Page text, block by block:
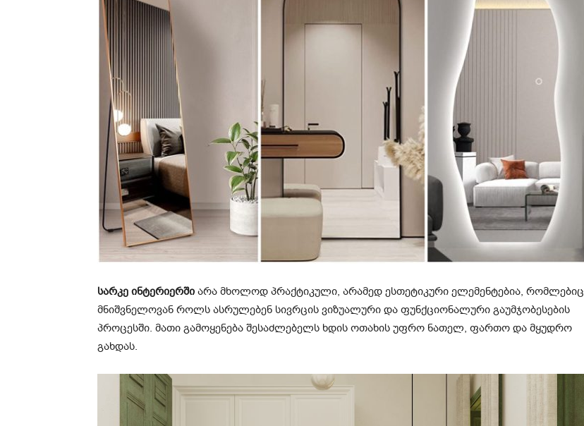
სარკე ინტერიერში არა მხოლოდ პრაქტიკული, არამედ ესთეტიკური ელემენტებია, რომლებიც
მნიშვნელოვან როლს ასრულებენ სივრცის ვიზუალური და ფუნქციონალური გაუმჯობესების
პროცესში. მათი გამოყენება შესაძლებელს ხდის ოთახის უფრო ნათელ, ფართო და მყუდრო
გახდას.